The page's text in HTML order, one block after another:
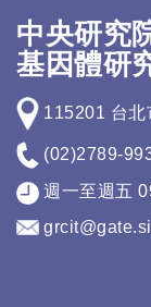
中央研究
基因體研
115201 台北
(02)2789-
週一至週五